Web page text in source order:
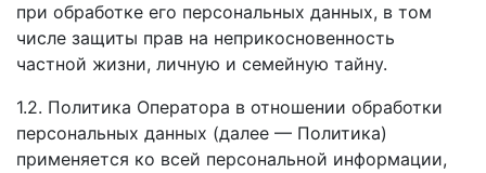
при обработке его персональных данных, в том
числе защиты прав на неприкосновенность
частной жизни, личную и семейную тайну.
1.2. Политика Оператора в отношении обработки
персональных данных (далее — Политика)
применяется ко всей персональной информации,